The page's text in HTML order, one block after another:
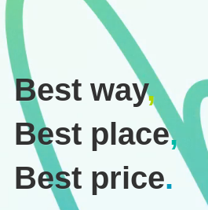
Best way,
Best place,
Best price.